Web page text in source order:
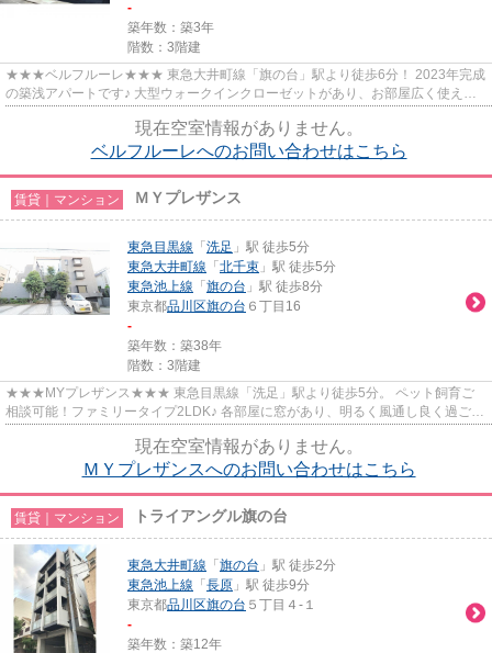
-
築年数：築3年
階数：3階建
★★★ベルフルーレ★★★ 東急大井町線「旗の台」駅より徒歩6分！ 2023年完成
の築浅アパートです♪ 大型ウォークインクローゼットがあり、お部屋広く使えま
現在空室情報がありません。
ベルフルーレへのお問い合わせはこちら
賃貸｜マンション ＭＹプレザンス
東急目黒線 「 洗足 」駅 徒歩5分
東急大井町線 「 北千束 」駅 徒歩5分
東急池上線 「 旗の台 」駅 徒歩8分
東京都品川区旗の台 ６丁目16
-
築年数：築38年
階数：3階建
★★★MYプレザンス★★★ 東急目黒線「洗足」駅より徒歩5分。 ペット飼育ご
相談可能！ファミリータイプ2LDK♪ 各部屋に窓があり、明るく風通し良く過ごせ
現在空室情報がありません。
ＭＹプレザンスへのお問い合わせはこちら
賃貸｜マンション トライアングル旗の台
東急大井町線 「 旗の台 」駅 徒歩2分
東急池上線 「 長原 」駅 徒歩9分
東京都品川区旗の台 ５丁目４-１
-
築年数：築12年